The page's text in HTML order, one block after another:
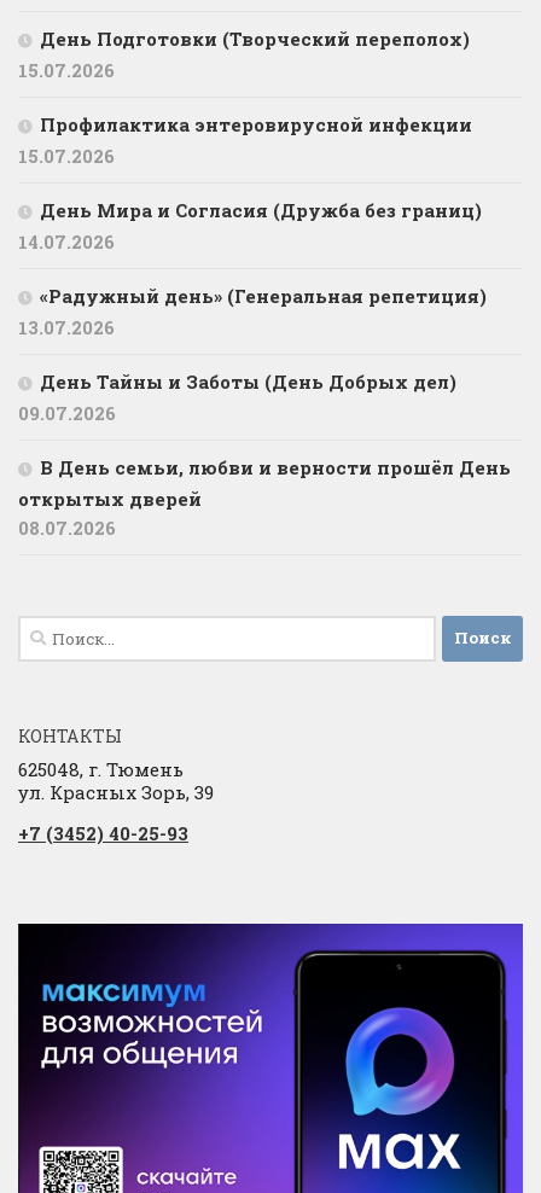
День Подготовки (Творческий переполох)
15.07.2026
Профилактика энтеровирусной инфекции
15.07.2026
День Мира и Согласия (Дружба без границ)
14.07.2026
«Радужный день» (Генеральная репетиция)
13.07.2026
День Тайны и Заботы (День Добрых дел)
09.07.2026
В День семьи, любви и верности прошёл День
открытых дверей
08.07.2026
Найти:
КОНТАКТЫ
625048, г. Тюмень
ул. Красных Зорь, 39
+7 (3452) 40-25-93